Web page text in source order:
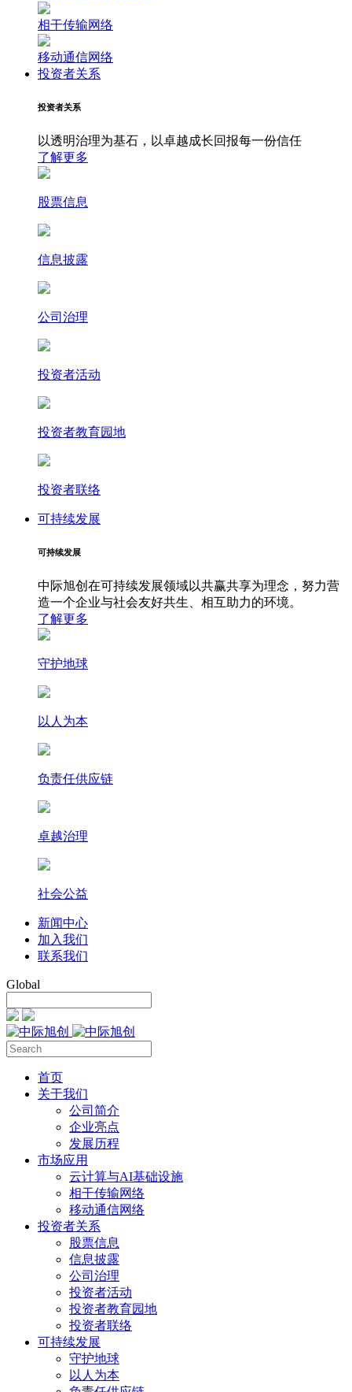
相干传输网络
移动通信网络
投资者关系
投资者关系
以透明治理为基石，以卓越成长回报每一份信任
了解更多
股票信息
信息披露
公司治理
投资者活动
投资者教育园地
投资者联络
可持续发展
可持续发展
中际旭创在可持续发展领域以共赢共享为理念，努力营
造一个企业与社会友好共生、相互助力的环境。
了解更多
守护地球
以人为本
负责任供应链
卓越治理
社会公益
新闻中心
加入我们
联系我们
Global
首页
关于我们
公司简介
企业亮点
发展历程
市场应用
云计算与AI基础设施
相干传输网络
移动通信网络
投资者关系
股票信息
信息披露
公司治理
投资者活动
投资者教育园地
投资者联络
可持续发展
守护地球
以人为本